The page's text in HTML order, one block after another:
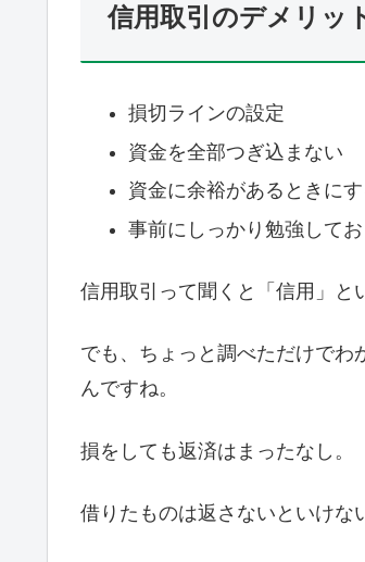
信用取引のデメリッ
損切ラインの設定
資金を全部つぎ込まない
資金に余裕があるときにす
事前にしっかり勉強してお
信用取引って聞くと「信用」と
でも、ちょっと調べただけでわ
んですね。
損をしても返済はまったなし。
借りたものは返さないといけな